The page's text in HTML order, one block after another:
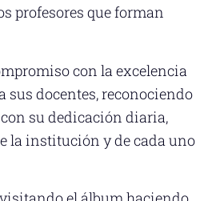
profesores que forman
con la excelencia
sus docentes, reconociendo
su dedicación diaria,
la institución y de cada uno